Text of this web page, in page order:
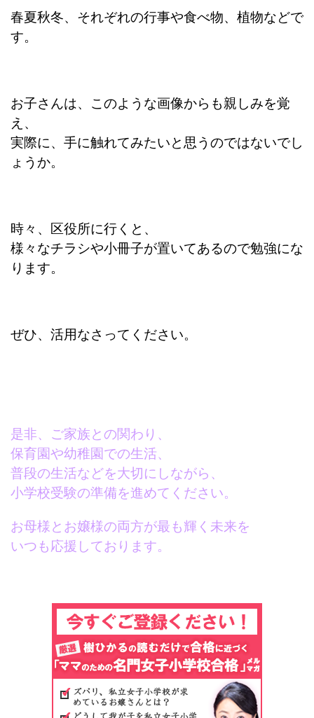
春夏秋冬、それぞれの行事や食べ物、植物などで
す。
お子さんは、このような画像からも親しみを覚
え、
実際に、手に触れてみたいと思うのではないでし
ょうか。
時々、区役所に行くと、
様々なチラシや小冊子が置いてあるので勉強にな
ります。
ぜひ、活用なさってください。
是非、ご家族との関わり、
保育園や幼稚園での生活、
普段の生活などを大切にしながら、
小学校受験の準備を進めてください。
お母様とお嬢様の両方が最も輝く未来を
いつも応援しております。